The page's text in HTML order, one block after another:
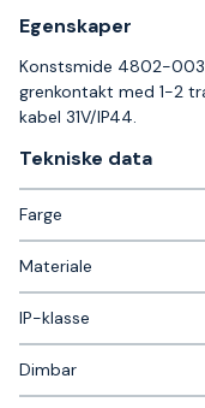
Egenskaper
Konstsmide 4802-003
grenkontakt med 1-2
kabel 31V/IP44.
Tekniske data​
Farge
Materiale
IP-klasse
Dimbar